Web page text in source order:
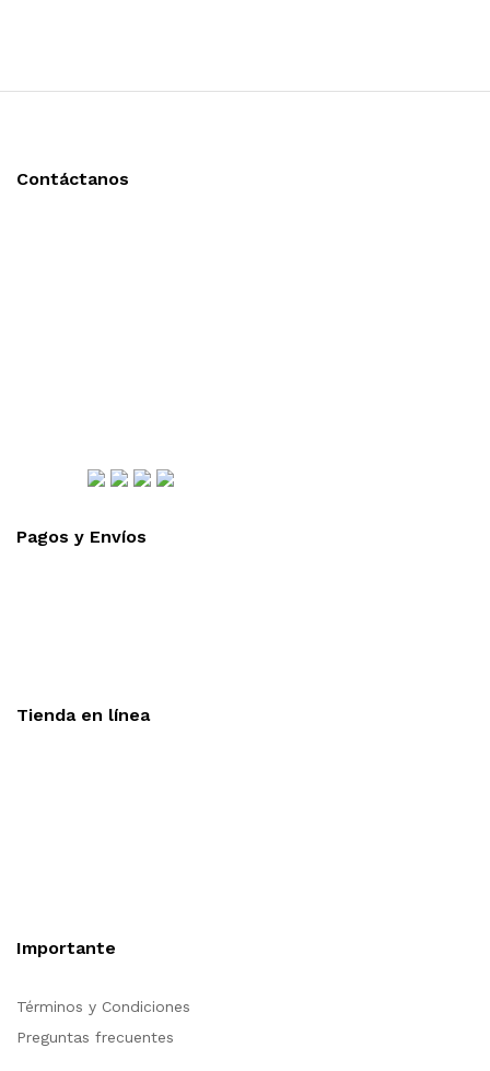
Contáctanos
Pagos y Envíos
Tienda en línea
Importante
Términos y Condiciones
Preguntas frecuentes